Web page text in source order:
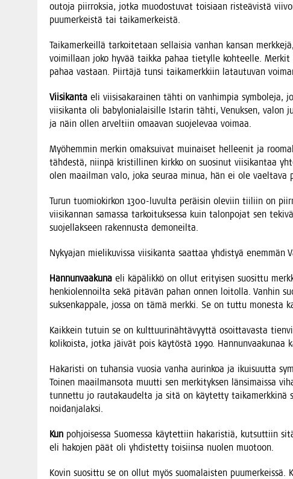
outo­ja piir­rok­sia, jot­ka muo­dos­tu­vat toi­si­aan ris­teä­vis­tä
puu­mer­keis­tä tai taikamerkeistä.
Tai­ka­mer­keil­lä tar­koi­te­taan sel­lai­sia van­han kan­san
voi­mil­laan joko hyvää taik­ka pahaa tie­tyl­le koh­teel­le.
pahaa vas­taan. Piir­tä­jä tun­si tai­ka­merk­kiin latau­tu­van
Vii­si­kan­ta eli vii­si­sa­ka­rai­nen täh­ti on van­him­pia sym­bo­le­ja,
vii­si­kan­ta oli baby­lo­nia­lai­sil­le Ista­rin täh­ti, Venuk­sen, valon
ja näin ollen arvel­tiin omaa­van suo­je­le­vaa voimaa.
Myö­hem­min mer­kin omak­sui­vat mui­nai­set hel­lee­nit ja
täh­des­tä, niin­pä kris­til­li­nen kirk­ko on suo­si­nut vii­si­kan­taa
olen maa­il­man valo, joka seu­raa minua, hän ei ole vael­ta­va
Turun tuo­mio­kir­kon 1300-luvul­ta peräi­sin ole­viin tii­liin on
vii­si­kan­nan samas­sa tar­koi­tuk­ses­sa kuin talon­po­jat sen
suo­jel­lak­seen raken­nus­ta demoneilta.
Nyky­ajan mie­li­ku­vis­sa vii­si­kan­ta saat­taa yhdis­tyä enem­män
Han­nun­vaa­ku­na eli käpä­lik­kö on ollut eri­tyi­sen suo­sit­tu
hen­kio­len­noil­ta sekä pitä­vän pahan onnen loi­tol­la. Van­hin
suk­sen­kap­pa­le, jos­sa on tämä merk­ki. Se on tut­tu mones­ta
Kaik­kein tutuin se on kult­tuu­ri­näh­tä­vyyt­tä osoit­ta­vas­ta
koli­kois­ta, jot­ka jäi­vät pois käy­tös­tä 1990. Han­nun­vaa­ku­naa
Haka­ris­ti on tuhan­sia vuo­sia van­ha aurin­koa ja ikui­suut­ta
Toi­nen maa­il­man­so­ta muut­ti sen mer­ki­tyk­sen län­si­mais­sa
tun­net­tu jo rau­ta­kau­del­ta ja sitä on käy­tet­ty tai­ka­merk­ki­nä
noidanjalaksi.
Kun poh­joi­ses­sa Suo­mes­sa käy­tet­tiin haka­ris­tiä, kut­sut­tiin
eli hako­jen päät oli yhdis­tet­ty toi­siin­sa nuo­len muotoon.
Kovin suo­sit­tu se on ollut myös suo­ma­lais­ten puu­mer­keis­sä.